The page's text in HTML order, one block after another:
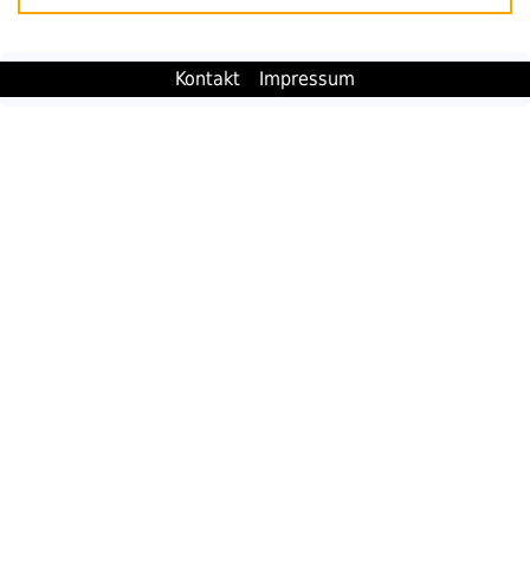
Kontakt Impressum